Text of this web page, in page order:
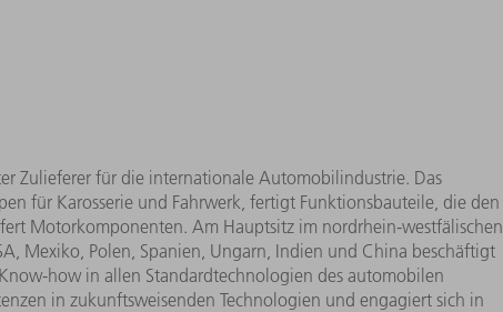
Zulieferer für die internationale Automobilindustrie. Das
für Karosserie und Fahrwerk, fertigt Funktionsbauteile, die den
Motorkomponenten. Am Hauptsitz im nordrhein-westfälischen
Mexiko, Polen, Spanien, Ungarn, Indien und China beschäftigt
how in allen Standardtechnologien des automobilen
in zukunftsweisenden Technologien und engagiert sich in